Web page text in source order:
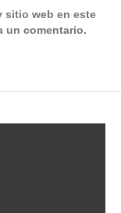
sitio web en este
un comentario.